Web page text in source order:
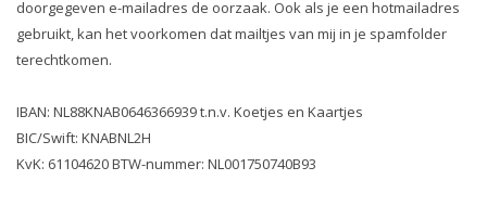
doorgegeven e-mailadres de oorzaak. Ook als je een hotmailadres
gebruikt, kan het voorkomen dat mailtjes van mij in je spamfolder
terechtkomen.
IBAN: NL88KNAB0646366939 t.n.v. Koetjes en Kaartjes
BIC/Swift: KNABNL2H
KvK: 61104620 BTW-nummer: NL001750740B93